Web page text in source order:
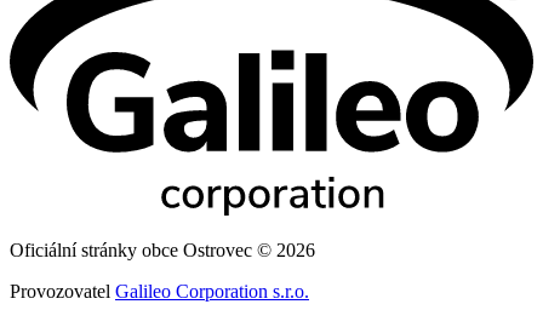
Oficiální stránky obce Ostrovec © 2026
Provozovatel Galileo Corporation s.r.o.